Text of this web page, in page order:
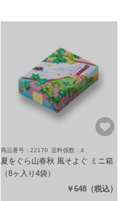
商品番号：22170 送料係数：4
夏をぐら山春秋 風そよぐ ミニ箱
（8ヶ入り4袋）
￥648 （税込）